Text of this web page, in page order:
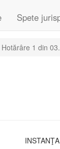
Spete
Hotărâre 1 din
INSTANŢA